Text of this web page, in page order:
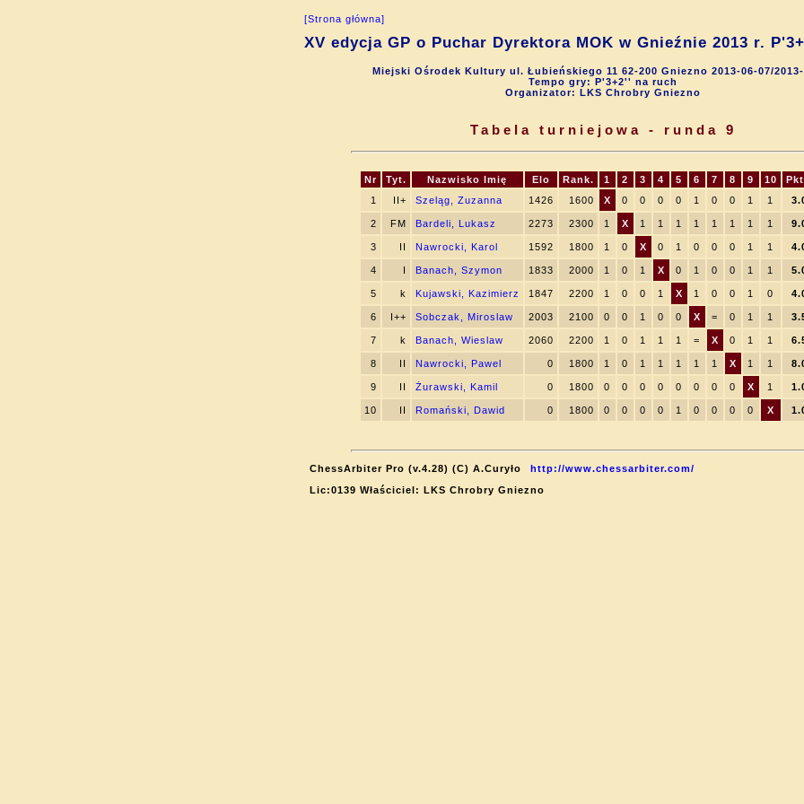
[Strona główna]
XV edycja GP o Puchar Dyrektora MOK w Gnieźnie 2013 r.
Miejski Ośrodek Kultury ul. Łubieńskiego 11 62-200 Gniezno 2013-06-07/
Tempo gry: P'3+2'' na ruch
Organizator: LKS Chrobry Gniezno
Tabela turniejowa - runda 9
Nr Tyt. Nazwisko Imię Elo Rank. 1 2 3 4 5 6 7 8 9 10
1
II+ Szeląg, Zuzanna 1426 1600 X 0 0 0 0 1 0 0 1 1
2 FM Bardeli, Lukasz 2273 2300 1 X 1 1 1 1 1 1 1 1
3 II Nawrocki, Karol 1592 1800 1 0 X 0 1 0 0 0 1 1
4 I Banach, Szymon 1833 2000 1 0 1 X 0 1 0 0 1 1
5 k Kujawski, Kazimierz 1847 2200 1 0 0 1 X 1 0 0 1 0
6 I++ Sobczak, Miroslaw 2003 2100 0 0 1 0 0 X = 0 1 1
7 k Banach, Wieslaw 2060 2200 1 0 1 1 1 = X 0 1 1
8 II Nawrocki, Pawel 0 1800 1 0 1 1 1 1 1 X 1 1
9 II Żurawski, Kamil 0 1800 0 0 0 0 0 0 0 0 X 1
10 II Romański, Dawid 0 1800 0 0 0 0 1 0 0 0 0 X
ChessArbiter Pro (v.4.28) (C) A.Curyło
http://www.chessarbiter.com/
Lic:0139 Właściciel: LKS Chrobry Gniezno